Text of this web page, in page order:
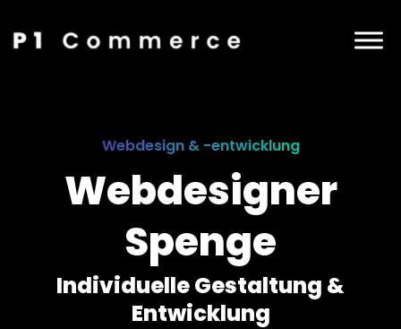
Webdesign & -entwicklung
Webdesigner
Spenge
Individuelle Gestaltung &
Entwicklung